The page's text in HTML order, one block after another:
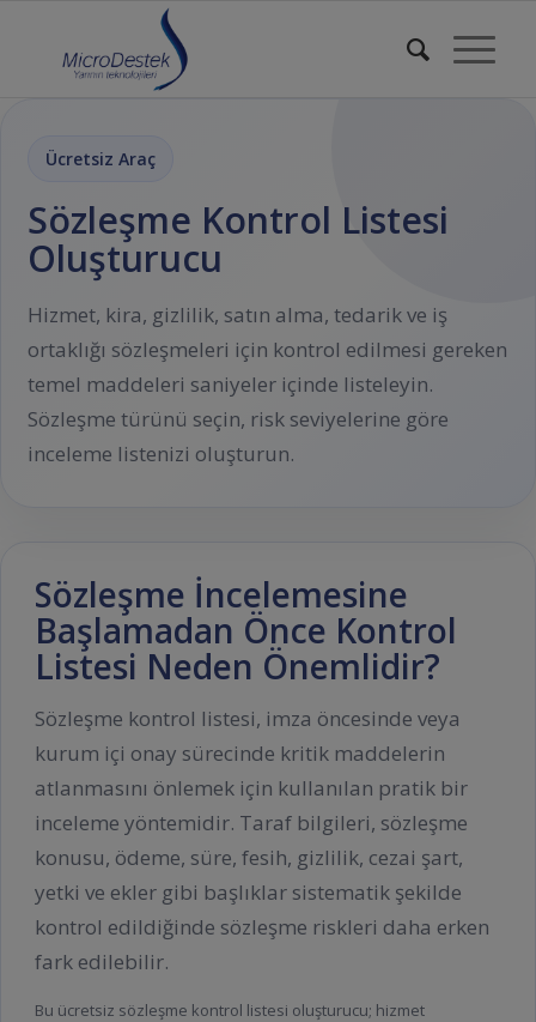
Ücretsiz Araç
Sözleşme Kontrol Listesi
Oluşturucu
Hizmet, kira, gizlilik, satın alma, tedarik ve iş
ortaklığı sözleşmeleri için kontrol edilmesi gereken
temel maddeleri saniyeler içinde listeleyin.
Sözleşme türünü seçin, risk seviyelerine göre
inceleme listenizi oluşturun.
Sözleşme İncelemesine
Başlamadan Önce Kontrol
Listesi Neden Önemlidir?
Sözleşme kontrol listesi, imza öncesinde veya
kurum içi onay sürecinde kritik maddelerin
atlanmasını önlemek için kullanılan pratik bir
inceleme yöntemidir. Taraf bilgileri, sözleşme
konusu, ödeme, süre, fesih, gizlilik, cezai şart,
yetki ve ekler gibi başlıklar sistematik şekilde
kontrol edildiğinde sözleşme riskleri daha erken
fark edilebilir.
Bu ücretsiz sözleşme kontrol listesi oluşturucu; hizmet